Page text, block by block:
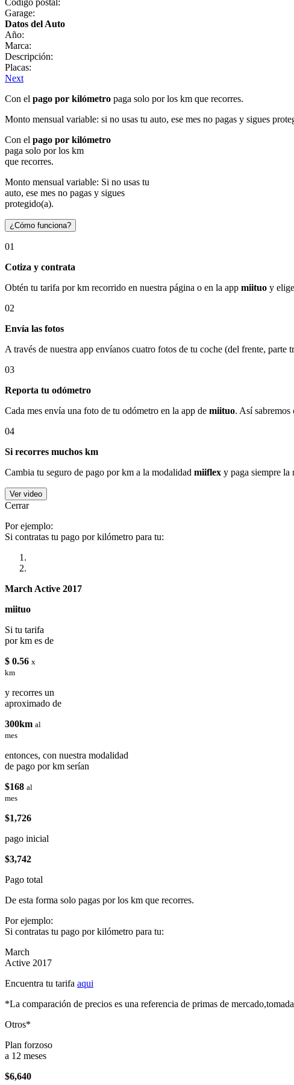
Garage:
Datos del Auto
Año:
Marca:
Descripción:
Placas:
Next
Con el pago por kilómetro paga solo por los km que recorres.
Monto mensual variable: si no usas tu auto, ese mes no pagas y sigues
Con el pago por kilómetro
paga solo por los km
que recorres.
Monto mensual variable: Si no usas tu
auto, ese mes no pagas y sigues
protegido(a).
¿Cómo funciona?
01
Cotiza y contrata
Obtén tu tarifa por km recorrido en nuestra página o en la app miituo y
02
Envía las fotos
A través de nuestra app envíanos cuatro fotos de tu coche (del frente,
03
Reporta tu odómetro
Cada mes envía una foto de tu odómetro en la app de miituo. Así sabremos
04
Si recorres muchos km
Cambia tu seguro de pago por km a la modalidad miiflex y paga siempre la
Ver video
Cerrar
Por ejemplo:
Si contratas tu pago por kilómetro para tu:
March Active 2017
miituo
Si tu tarifa
por km es de
$ 0.56 x
km
y recorres un
aproximado de
300km al
mes
entonces, con nuestra modalidad
de pago por km serían
$168 al
mes
$1,726
pago inicial
$3,742
Pago total
De esta forma solo pagas por los km que recorres.
Por ejemplo:
Si contratas tu pago por kilómetro para tu:
March
Active 2017
Encuentra tu tarifa aqui
*La comparación de precios es una referencia de primas de
Otros*
Plan forzoso
a 12 meses
$6,640